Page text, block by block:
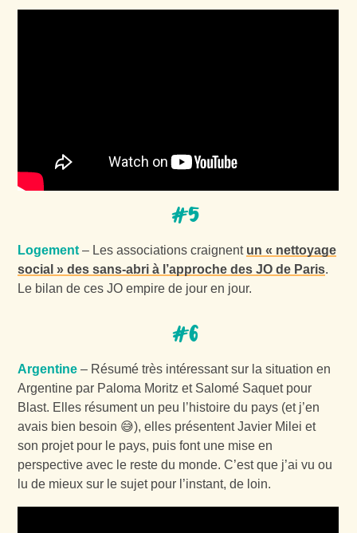
#5
Logement – Les associations craignent un « nettoyage
social » des sans-abri à l’approche des JO de Paris.
Le bilan de ces JO empire de jour en jour.
#6
Argentine – Résumé très intéressant sur la situation en
Argentine par Paloma Moritz et Salomé Saquet pour
Blast. Elles résument un peu l’histoire du pays (et j’en
avais bien besoin 😅), elles présentent Javier Milei et
son projet pour le pays, puis font une mise en
perspective avec le reste du monde. C’est que j’ai vu ou
lu de mieux sur le sujet pour l’instant, de loin.